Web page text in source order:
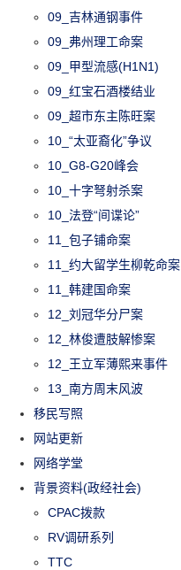
09_吉林通钢事件
09_弗州理工命案
09_甲型流感(H1N1)
09_红宝石酒楼结业
09_超市东主陈旺案
10_“太亚裔化”争议
10_G8-G20峰会
10_十字弩射杀案
10_法登“间谍论”
11_包子铺命案
11_约大留学生柳乾命案
11_韩建国命案
12_刘冠华分尸案
12_林俊遭肢解惨案
12_王立军薄熙来事件
13_南方周末风波
移民写照
网站更新
网络学堂
背景资料(政经社会)
CPAC拨款
RV调研系列
TTC